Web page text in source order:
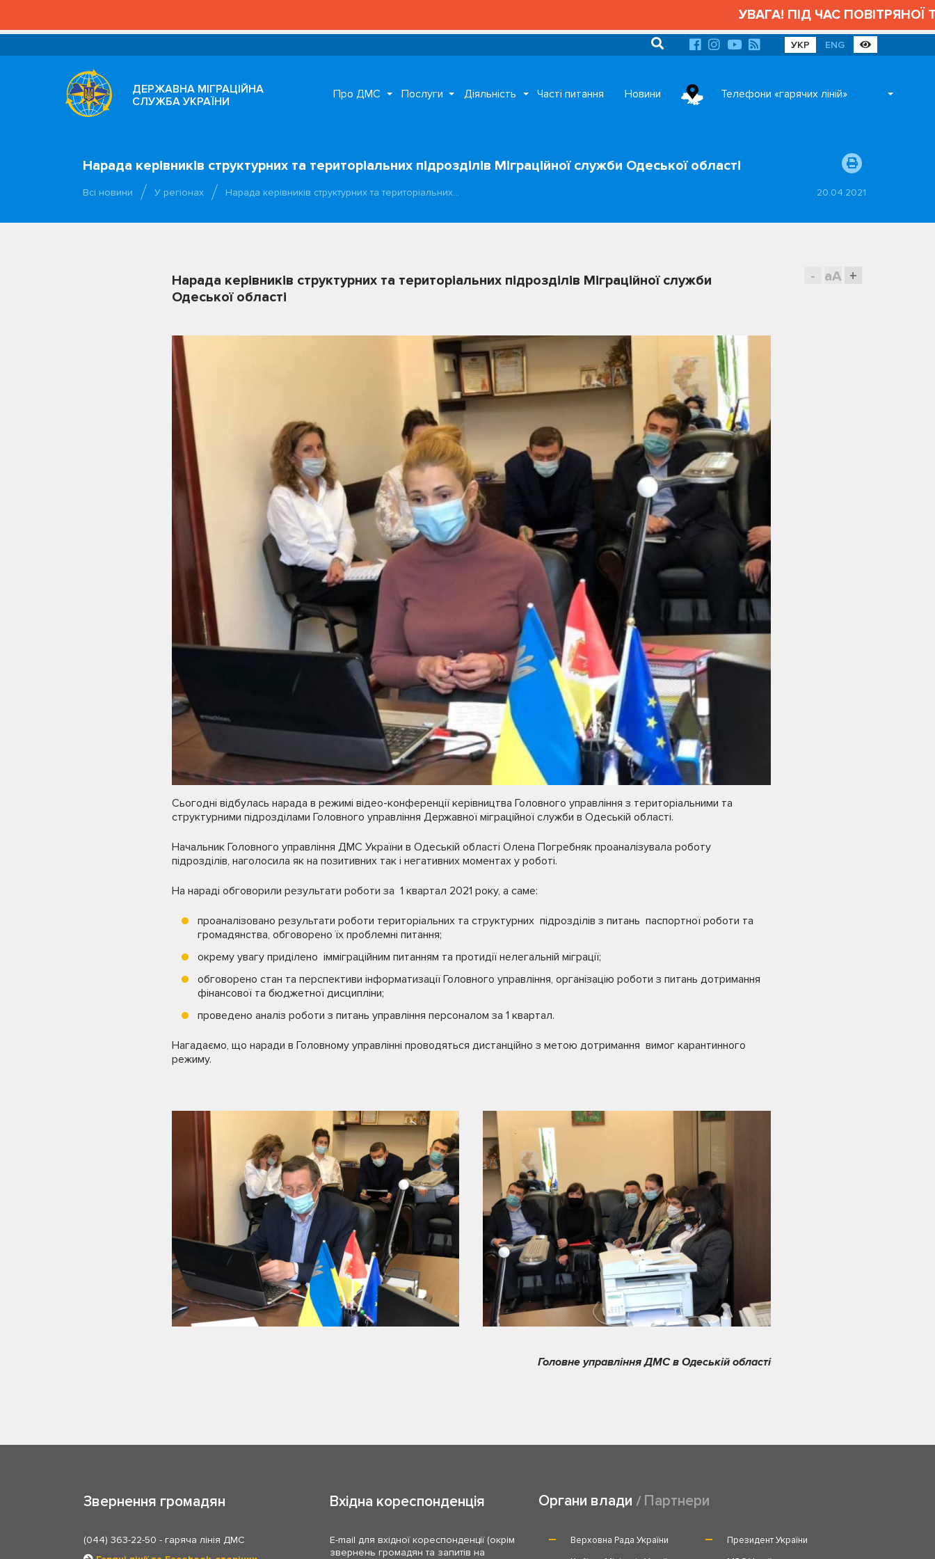
УВАГА! ПІД ЧАС ПОВІТРЯНОЇ
УКР ENG
ДЕРЖАВНА МІГРАЦІЙНА
СЛУЖБА УКРАЇНИ
Про ДМС Послуги Діяльність Часті питання Новини Телефони «гарячих ліній»
Нарада керівників структурних та територіальних підрозділів Міграційної служби Одеської області
Всі новини У регіонах Нарада керівників структурних та територіальних… 20.04.2021
- aA +
Нарада керівників структурних та територіальних підрозділів Міграційної служби
Одеської області
Сьогодні відбулась нарада в режимі відео-конференції керівництва Головного управління з територіальними та
структурними підрозділами Головного управління Державної міграційної служби в Одеській області.
Начальник Головного управління ДМС України в Одеській області Олена Погребняк проаналізувала роботу
підрозділів, наголосила як на позитивних так і негативних моментах у роботі.
На нараді обговорили результати роботи за 1 квартал 2021 року, а саме:
проаналізовано результати роботи територіальних та структурних підрозділів з питань паспортної роботи та
громадянства, обговорено їх проблемні питання;
окрему увагу приділено імміграційним питанням та протидії нелегальній міграції;
обговорено стан та перспективи інформатизації Головного управління, організацію роботи з питань дотримання
фінансової та бюджетної дисципліни;
проведено аналіз роботи з питань управління персоналом за 1 квартал.
Нагадаємо, що наради в Головному управлінні проводяться дистанційно з метою дотримання вимог карантинного
режиму.
Головне управління ДМС в Одеській області
Звернення громадян
(044) 363-22-50 - гаряча лінія ДМС
Вхідна кореспонденція
E-mail для вхідної кореспонденції (окрім
звернень громадян та запитів на
Органи влади Партнери
Верховна Рада України
Президент України